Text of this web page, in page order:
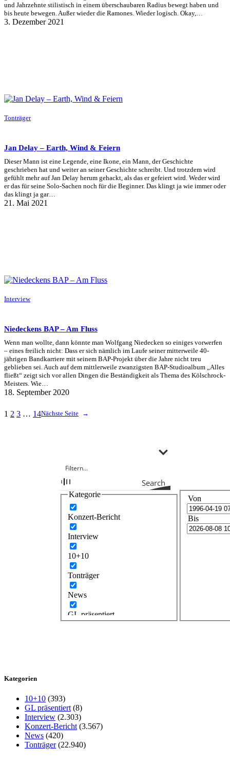
und Jahrzehnte stilistisch in einem überschaubaren Radius bewegt haben und
bis heute bewegen. Außer wieder die Ramones. Wieder logisch. Okay,…
3. Dezember 2021
Tonträger
Jan Delay – Earth, Wind & Feiern
Dieser Mann ist eine Legende, eine Ikone, ein Mann, der Geschichte
geschrieben hat und weiter an seiner Geschichte schreibt. Und trotzdem wird
gefühlt mehr auf Jan Delay herum gehackt, als das er gefeiert wird. Weder wird
er das für seine Solo-Sachen noch für die Beginner. Das klingt ja wie immer oder
das klingt ja gar…
21. Mai 2021
Interview
Niedeckens BAP – Am Fluss
Wenn man wollte, dann könnte man Wolfgang Niedecken so einiges vorwerfen
– eines freilich nicht: Dass er sich nämlich im Laufe seiner mitterweile 40-
jährigen Bandkarriere mit seinem BAP-Projekt über die Jahre nicht treu
geblieben sei. Auch auf dem mittlerweile zwanzigsten BAP-Studioalbum „Alles
fließt“ zeigt sich vor allen Dingen die Beständigkeit als Thema des Kölschrock-
Meisters. Wie…
18. September 2020
1 2 3 … 14Nächste Seite →
Search
Kategorie
Konzert-Bericht
Interview
10+10
Tonträger
News
GL präsentiert
Von
Bis
Kategorien
10+10 (393)
GL präsentiert (8)
Interview (2.303)
Konzert-Bericht (3.567)
News (420)
Tonträger(22.940)